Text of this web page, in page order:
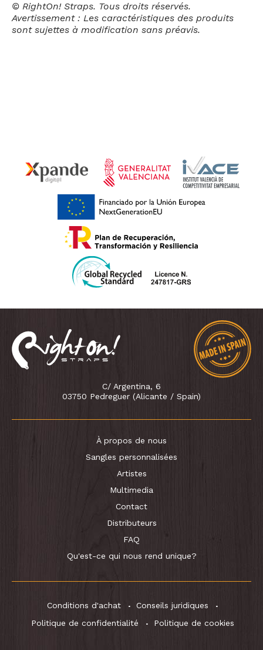
© RightOn! Straps. Tous droits réservés.
Avertissement : Les caractéristiques des produits
sont sujettes à modification sans préavis.
C/ Argentina, 6
03750 Pedreguer (Alicante / Spain)
À propos de nous
Sangles personnalisées
Artistes
Multimedia
Contact
Distributeurs
FAQ
Qu'est-ce qui nous rend unique?
Conditions d'achat
Conseils juridiques
Politique de confidentialité
Politique de cookies